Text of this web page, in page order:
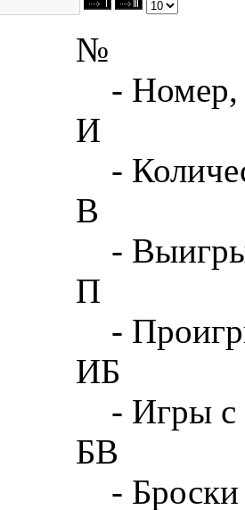
№
- Номер,
И
-
В
-
П
-
ИБ
- Игры с
БВ
-